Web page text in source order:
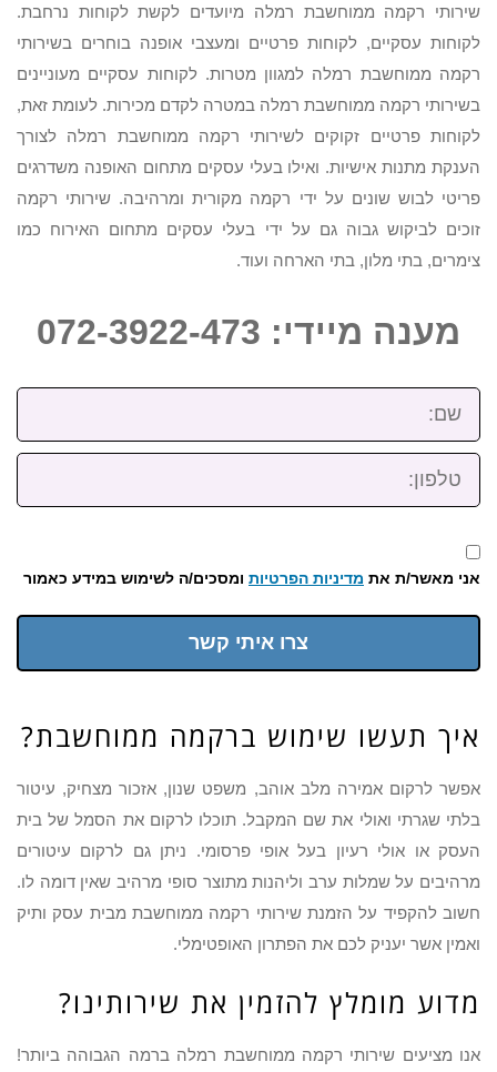
שירותי רקמה ממוחשבת רמלה מיועדים לקשת לקוחות נרחבת.
לקוחות עסקיים, לקוחות פרטיים ומעצבי אופנה בוחרים בשירותי
רקמה ממוחשבת רמלה למגוון מטרות. לקוחות עסקיים מעוניינים
בשירותי רקמה ממוחשבת רמלה במטרה לקדם מכירות. לעומת זאת,
לקוחות פרטיים זקוקים לשירותי רקמה ממוחשבת רמלה לצורך
הענקת מתנות אישיות. ואילו בעלי עסקים מתחום האופנה משדרגים
פריטי לבוש שונים על ידי רקמה מקורית ומרהיבה. שירותי רקמה
זוכים לביקוש גבוה גם על ידי בעלי עסקים מתחום האירוח כמו
צימרים, בתי מלון, בתי הארחה ועוד.
מענה מיידי: 072-3922-473
שם:
טלפון:
אני מאשר/ת את מדיניות הפרטיות ומסכים/ה לשימוש במידע כאמור
צרו איתי קשר
איך תעשו שימוש ברקמה ממוחשבת?
אפשר לרקום אמירה מלב אוהב, משפט שנון, אזכור מצחיק, עיטור
בלתי שגרתי ואולי את שם המקבל. תוכלו לרקום את הסמל של בית
העסק או אולי רעיון בעל אופי פרסומי. ניתן גם לרקום עיטורים
מרהיבים על שמלות ערב וליהנות מתוצר סופי מרהיב שאין דומה לו.
חשוב להקפיד על הזמנת שירותי רקמה ממוחשבת מבית עסק ותיק
ואמין אשר יעניק לכם את הפתרון האופטימלי.
מדוע מומלץ להזמין את שירותינו?
אנו מציעים שירותי רקמה ממוחשבת רמלה ברמה הגבוהה ביותר!